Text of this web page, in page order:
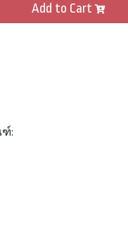
Add to Cart
ฑ์: